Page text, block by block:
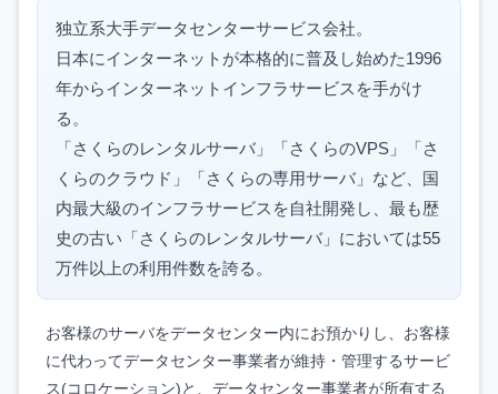
独立系大手データセンターサービス会社。
日本にインターネットが本格的に普及し始めた1996
年からインターネットインフラサービスを手がけ
る。
「さくらのレンタルサーバ」「さくらのVPS」「さ
くらのクラウド」「さくらの専用サーバ」など、国
内最大級のインフラサービスを自社開発し、最も歴
史の古い「さくらのレンタルサーバ」においては55
万件以上の利用件数を誇る。
お客様のサーバをデータセンター内にお預かりし、お客様
に代わってデータセンター事業者が維持・管理するサービ
ス(コロケーション)と、データセンター事業者が所有する